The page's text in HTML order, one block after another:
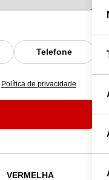
VERMELHA
Telefone
Política de privacidade.